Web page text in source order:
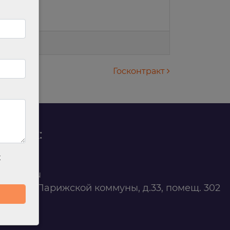
Госконтракт
45
ул. Парижской коммуны, д.33, помещ. 302